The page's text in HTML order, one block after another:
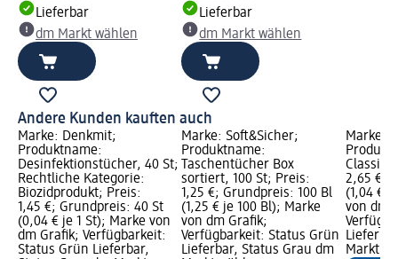
Lieferbar
dm Markt wählen
Lieferbar
dm Markt wählen
Andere Kunden kauften auch
Marke: Denkmit;
Produktname:
Desinfektionstücher, 40 St;
Rechtliche Kategorie:
Biozidprodukt; Preis:
1,45 €; Grundpreis: 40 St
(0,04 € je 1 St); Marke von
dm Grafik; Verfügbarkeit:
Status Grün Lieferbar,
Marke: Soft&Sicher;
Produktname:
Taschentücher Box
sortiert, 100 St; Preis:
1,25 €; Grundpreis: 100 Bl
(1,25 € je 100 Bl); Marke
von dm Grafik;
Verfügbarkeit: Status Grün
Lieferbar, Status Grau dm
Marke:
Classic
2,65 €;
(1,04 €
von dm
Markt